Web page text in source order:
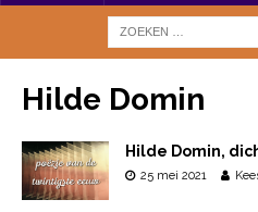
Hilde Domin
Hilde Domin,
25 mei 2021